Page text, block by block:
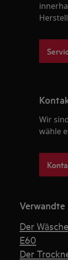
Wir
wähle
Der
E60
Der